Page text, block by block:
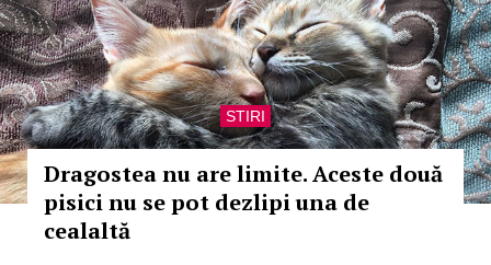
STIRI
Dragostea nu are limite. Aceste două
pisici nu se pot dezlipi una de
cealaltă